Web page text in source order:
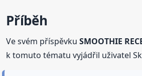
Příběh
Ve svém příspěvkuSMOOTHIE
k tomuto tématu vyjádřil uživatel